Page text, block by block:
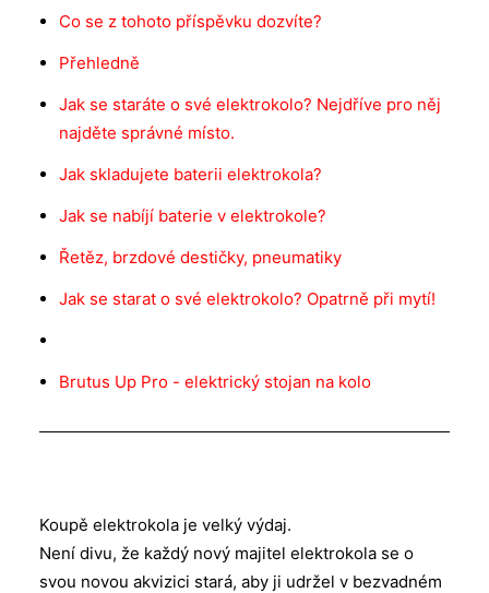
Co se z tohoto příspěvku dozvíte?
Přehledně
Jak se staráte o své elektrokolo? Nejdříve pro něj
najděte správné místo.
Jak skladujete baterii elektrokola?
Jak se nabíjí baterie v elektrokole?
Řetěz, brzdové destičky, pneumatiky
Jak se starat o své elektrokolo? Opatrně při mytí!
Brutus Up Pro - elektrický stojan na kolo
Koupě elektrokola je velký výdaj.
Není divu, že každý nový majitel elektrokola se o
svou novou akvizici stará, aby ji udržel v bezvadném